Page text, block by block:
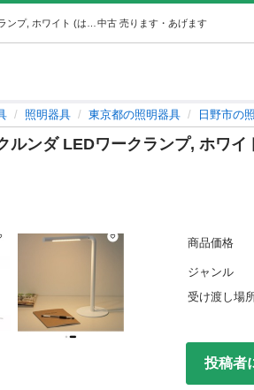
中古 売ります・あげます
照明器具 東京都の照明器具 日野市の
ルンダ LEDワークランプ, ホワイ
商品価格
ジャンル
受け渡し場
投稿者